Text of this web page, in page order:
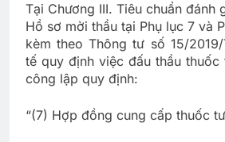
Tại Chương III. Tiêu chuẩn đánh
Hồ sơ mời thầu tại Phụ lục 7 và
kèm theo Thông tư số 15/
tế quy định việc đấu thầu
công lập quy định:
“(7) Hợp đồng cung cấp thuốc